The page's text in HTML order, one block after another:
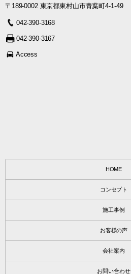
〒189-0002 東京都東村山市青葉町4-1-49
042-390-3168
042-390-3167
Access
HOME
コンセプト
施工事例
お客様の声
会社案内
お問い合わせ